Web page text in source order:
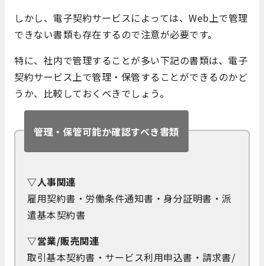
しかし、電子契約サービスによっては、Web上で管理
できない書類も存在するので注意が必要です。
特に、社内で管理することが多い下記の書類は、電子
契約サービス上で管理・保管することができるのかど
うか、比較しておくべきでしょう。
管理・保管可能か確認すべき書類
▽人事関連
雇用契約書・労働条件通知書・身分証明書・派
遣基本契約書
▽営業/販売関連
取引基本契約書・サービス利用申込書・請求書/